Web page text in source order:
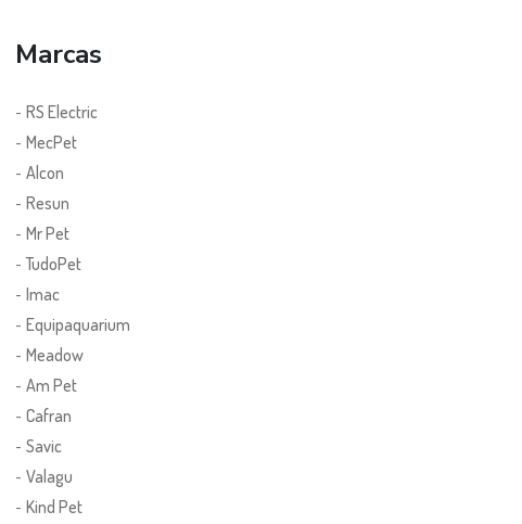
Marcas
- RS Electric
- MecPet
- Alcon
- Resun
- Mr Pet
-TudoPet
- Imac
- Equipaquarium
- Meadow
- Am Pet
- Cafran
- Savic
- Valagu
- Kind Pet